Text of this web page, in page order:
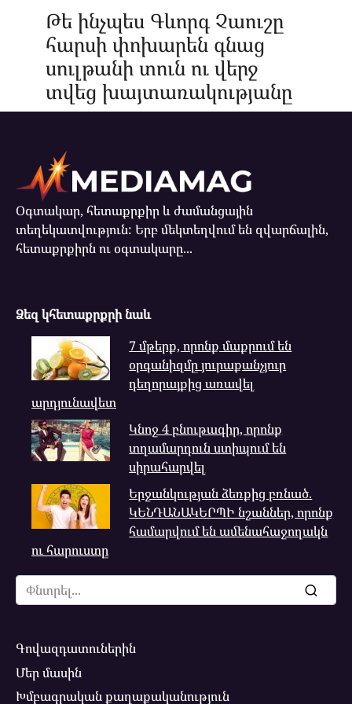
Թե ինչպես Գևորգ Չաուշը
հարսի փոխարեն գնաց
սուլթանի տուն ու վերջ
տվեց խայտառակությանը
Օգտակար, հետաքրքիր և ժամանցային
տեղեկատվություն: Երբ մեկտեղվում են զվարճալին,
հետաքրքիրն ու օգտակարը...
Ձեզ կհետաքրքրի նաև
7 մթերք, որոնք մաքրում են
օրգանիզմը յուրաքանչյուր
դեղորայքից առավել
արդյունավետ
Կնոջ 4 բնութագիր, որոնք
տղամարդուն ստիպում են
սիրահարվել
Երջանկության ձեռքից բռնած.
ԿԵՆԴԱՆԱԿԵՐՊԻ նշաններ, որոնք
համարվում են ամենահաջողակն
ու հարուստը
Search
for:
Գովազդատուներին
Մեր մասին
Խմբագրական քաղաքականություն